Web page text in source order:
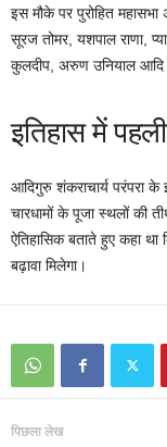
इस मौके पर पुरोहित
सूरज तोमर, यशपाल राणा,
कुलदीप, अरुण उनियाल आदि
इतिहास में
आदिगुरु शंकराचार्य परंपरा
चारधामों के पूजा स्थलों की
ऐतिहासिक बताते हुए कहा था
बढ़ावा मिलेगा।
पिछला लेख